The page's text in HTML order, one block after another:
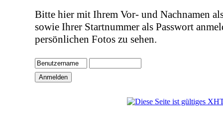
Bitte hier mit Ihrem Vor- und Nachnamen
sowie Ihrer Startnummer als Passwort
persönlichen Fotos zu sehen.